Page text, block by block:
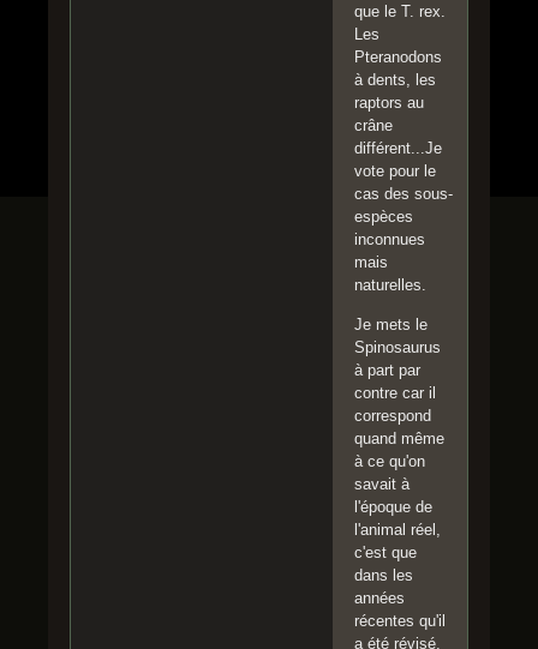
que le T. rex.
Les
Pteranodons
à dents, les
raptors au
crâne
différent...Je
vote pour le
cas des sous-
espèces
inconnues
mais
naturelles.
Je mets le
Spinosaurus
à part par
contre car il
correspond
quand même
à ce qu'on
savait à
l'époque de
l'animal réel,
c'est que
dans les
années
récentes qu'il
a été révisé.